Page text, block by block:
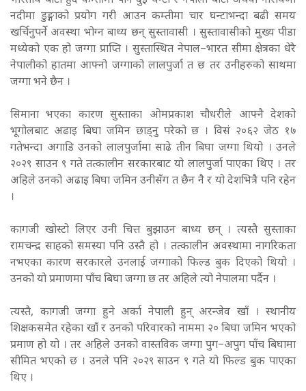
नदीमा डुङ्गाको प्रयोग गरी आउन कम्तीमा चार घन्टाभन्दा बढी समय
खर्चिनुपर्ने अवस्था भोग्न बाध्य छन् सुस्तावासी । सुस्तावासीको मुख्य पीडा
मध्येको एक हो जग्गा प्राप्ति । सुस्तास्थित नेपाल–भारत सीमा क्षेत्रका धेरै
नेपालीको हातमा आफ्नो जग्गाको लालपुर्जा त छ तर उनीहरुको साथमा
जग्गा भने छैन ।
सिमाना भएका कारण सुस्ताका ओमप्रकाश चौधरीले आफ्नै देशको
भूगोलबाट अढाइ बिघा जमिन छाड्नु परेको छ । विसं २०६२ जेठ १७
गतेभन्दा अगाडि उनको लालपुर्जामा साढे तीन बिघा जग्गा थियो । उनले
२०२९ साउन ९ गते तत्कालीन सरकारबाट यो लालपुर्जा पाएका थिए । तर
अहिले उनको अढाइ बिघा जमिन उनीसँग त छैन नै र यो देशभित्रै पनि रहेन
।
कागजी खोस्टो लिएर उनी चित्त बुझाउन बाध्य छन् । त्यस्तै सुस्ताका
रामचन्द्र साहको समस्या पनि उस्तै हो । तत्कालीन अवस्थामा नागरिकता
नभएका कारण सरकारले उनलाई जग्गाको फिल्ड बुक दिएको थियो ।
उनको यो प्रमाणमा पाँच बिघा जग्गा छ तर अहिले त्यो नेपालमा पर्दैन ।
त्यस्तै, कागजी जग्गा हुने अर्का नेपाली हुन् अरन्जेव खाँ । स्थानीय
शिक्षकसमेत रहेका खाँ र उनको परिवारको नाममा २० बिघा जमिन भएको
प्रमाण हो यो । तर अहिले उनको वास्तविक जग्गा पुग–अपुग पाँच बिघामा
सीमित भएको छ । उनले पनि २०२९ साउन ९ गते यो फिल्ड बुक पाएका
थिए ।